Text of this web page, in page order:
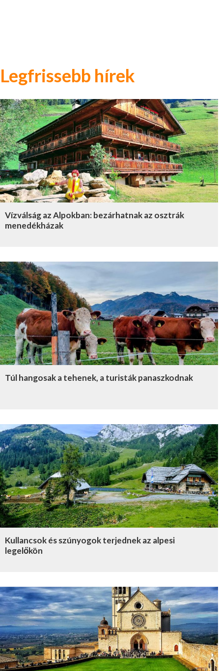
Legfrissebb hírek
Vízválság az Alpokban: bezárhatnak az osztrák
menedékházak
Túl hangosak a tehenek, a turisták panaszkodnak
Kullancsok és szúnyogok terjednek az alpesi
legelőkön